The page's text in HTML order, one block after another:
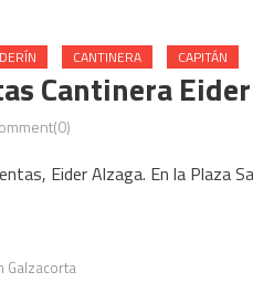
CANTINERA CAPITÁN
Cantinera
Eider Alzaga. En la Plaza
Galzacorta